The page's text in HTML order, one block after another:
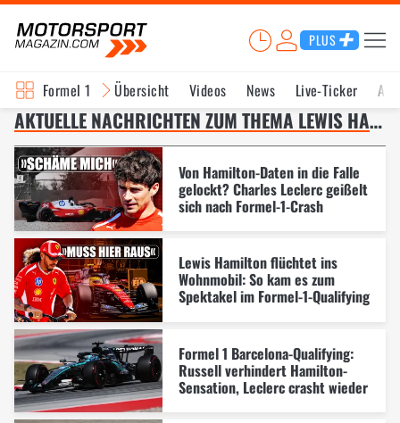
PLUS
Formel 1 Übersicht Videos News Live-Ticker
AKTUELLE NACHRICHTEN ZUM THEMA LEWIS HAMILTON – SEITE 4
Von Hamilton-Daten in die Falle
gelockt? Charles Leclerc geißelt
sich nach Formel-1-Crash
Lewis Hamilton flüchtet ins
Wohnmobil: So kam es zum
Spektakel im Formel-1-Qualifying
Formel 1 Barcelona-Qualifying:
Russell verhindert Hamilton-
Sensation, Leclerc crasht wieder